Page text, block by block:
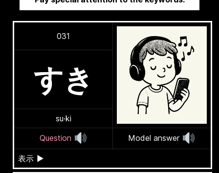
031
すき
su·ki
Question
Model answer
表示 ▶